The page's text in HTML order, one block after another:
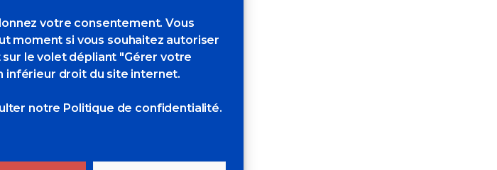
votre consentement. Vous
moment si vous souhaitez autoriser
le volet dépliant "Gérer votre
inférieur droit du site internet.
notre Politique de confidentialité.
du